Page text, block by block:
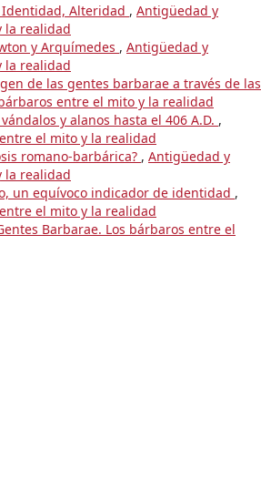
Alteridad , Antigüedad y
la realidad
y Arquímedes , Antigüedad y
la realidad
de las gentes barbarae a través de las
entre el mito y la realidad
y alanos hasta el 406 A.D. ,
el mito y la realidad
romano-barbárica? , Antigüedad y
la realidad
un equívoco indicador de identidad ,
el mito y la realidad
Barbarae. Los bárbaros entre el